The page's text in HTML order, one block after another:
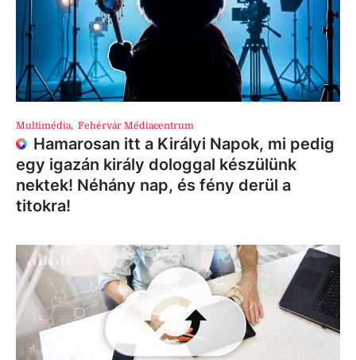
Multimédia, Fehérvár Médiacentrum
Hamarosan itt a Királyi Napok, mi pedig
egy igazán király dologgal készülünk
nektek! Néhány nap, és fény derül a
titokra!